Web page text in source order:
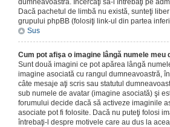
dumneavoastră. Încercaţi să-l întrebaţi pe
Dacă pachetul de limbă nu există, sunteţi
grupului phpBB (folosiţi link-ul din partea
Sus
Cum pot afişa o imagine lângă numele meu
Sunt două imagini ce pot apărea lângă
imagine asociată cu rangul dumneavoastră,
câte mesaje aţi scris sau statutul
sub numele de avatar (imagine asociată) şi
forumului decide dacă să activeze imaginile
asociate pot fi folosite. Dacă nu puteţi folosi
întrebaţi-l despre motivele care au dus la